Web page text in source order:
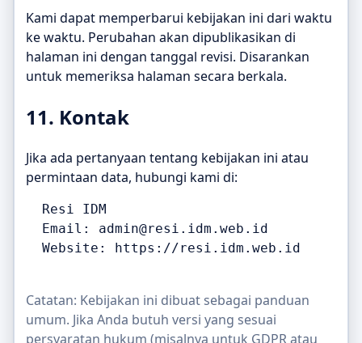
Kami dapat memperbarui kebijakan ini dari waktu
ke waktu. Perubahan akan dipublikasikan di
halaman ini dengan tanggal revisi. Disarankan
untuk memeriksa halaman secara berkala.
11. Kontak
Jika ada pertanyaan tentang kebijakan ini atau
permintaan data, hubungi kami di:
  Resi IDM
  Email: admin@resi.idm.web.id
  Website: https://resi.idm.web.id
Catatan: Kebijakan ini dibuat sebagai panduan
umum. Jika Anda butuh versi yang sesuai
persyaratan hukum (misalnya untuk GDPR atau